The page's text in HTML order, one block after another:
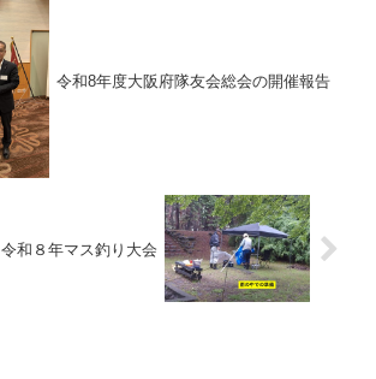
令和8年度大阪府隊友会総会の開催報告
令和８年マス釣り大会